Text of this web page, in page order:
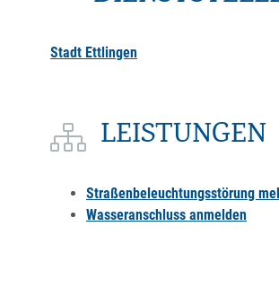
Stadt Ettlingen
LEISTUNGEN
Straßenbeleuchtungsstörung
Wasseranschluss anmelden